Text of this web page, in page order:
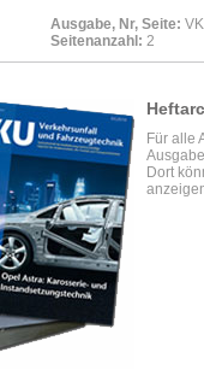
Ausgabe, Nr, Seite:
Seitenanzahl: 2
Für alle
Dort